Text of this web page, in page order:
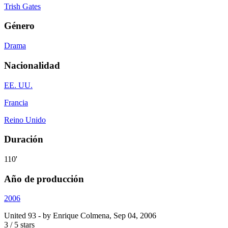
Trish Gates
Género
Drama
Nacionalidad
EE. UU.
Francia
Reino Unido
Duración
110'
Año de producción
2006
United 93 - by Enrique Colmena, Sep 04, 2006
3 / 5 stars